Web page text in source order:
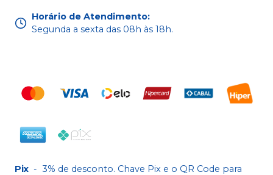
Horário de Atendimento:
Segunda a sexta das 08h às 18h.
Pix - 3% de desconto. Chave Pix e o QR Code para